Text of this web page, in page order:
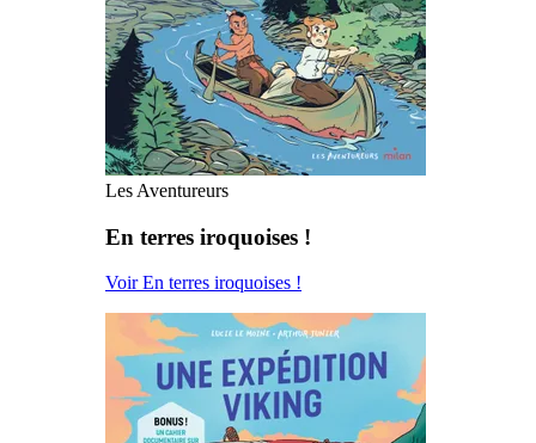
Les Aventureurs
En terres iroquoises !
Voir En terres iroquoises !